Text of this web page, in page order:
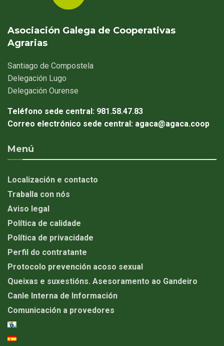
Asociación Galega de Cooperativas
Agrarias
Santiago de Compostela
Delegación Lugo
Delegación Ourense
Teléfono sede central: 981.58.47.83
Correo electrónico sede central: agaca@agaca.coop
Menú
Localización e contacto
Traballa con nós
Aviso legal
Política de calidade
Política de privacidade
Perfil do contratante
Protocolo prevención acoso sexual
Queixas e suxestións. Asesoramento ao Gandeiro
Canle Interna de Información
Comunicación a provedores